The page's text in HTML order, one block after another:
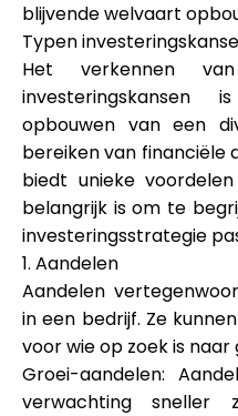
blijvende welvaart
Typen
Het verkennen
opbouwen van een
bereiken van financiële
biedt unieke
belangrijk is om te
investeringsstrategie
1. Aandelen
Aandelen
in een bedrijf. Ze
voor wie op zoek is
Groei-aandelen:
verwachting sneller